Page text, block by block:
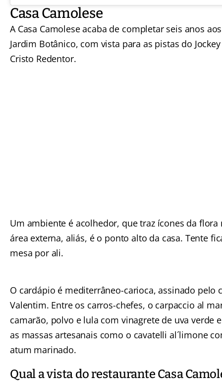
Casa Camolese
A Casa Camolese acaba de completar seis anos
Jardim Botânico, com vista para as pistas do
Cristo Redentor.
Um ambiente é acolhedor, que traz ícones da flora
área externa, aliás, é o ponto alto da casa. Tente
mesa por ali.
O cardápio é mediterrâneo-carioca, assinado pelo
Valentim. Entre os carros-chefes, o carpaccio al
camarão, polvo e lula com vinagrete de uva verde
as massas artesanais como o cavatelli al´limone
atum marinado.
Qual a vista do restaurante Casa